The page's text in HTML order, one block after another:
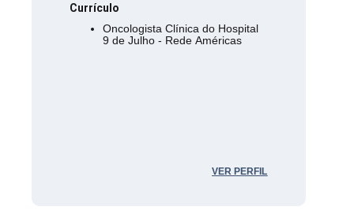
Currículo
Oncologista Clínica do Hospital
9 de Julho - Rede Américas
VER PERFIL